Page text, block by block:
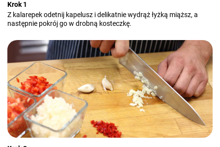
Krok 1
Z kalarepek odetnij kapelusz i delikatnie wydrąż łyżką miąższ, a
następnie pokrój go w drobną kosteczkę.